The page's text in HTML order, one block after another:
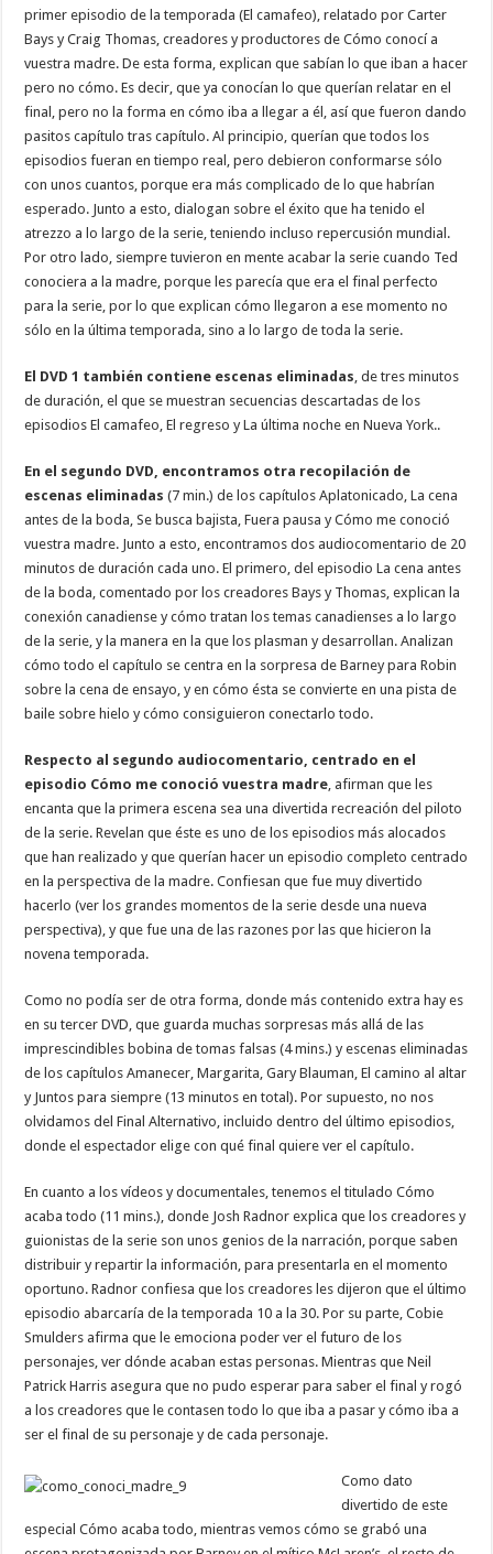
primer episodio de la temporada (El camafeo), relatado por Carter
Bays y Craig Thomas, creadores y productores de Cómo conocí a
vuestra madre. De esta forma, explican que sabían lo que iban a hacer
pero no cómo. Es decir, que ya conocían lo que querían relatar en el
final, pero no la forma en cómo iba a llegar a él, así que fueron dando
pasitos capítulo tras capítulo. Al principio, querían que todos los
episodios fueran en tiempo real, pero debieron conformarse sólo
con unos cuantos, porque era más complicado de lo que habrían
esperado. Junto a esto, dialogan sobre el éxito que ha tenido el
atrezzo a lo largo de la serie, teniendo incluso repercusión mundial.
Por otro lado, siempre tuvieron en mente acabar la serie cuando Ted
conociera a la madre, porque les parecía que era el final perfecto
para la serie, por lo que explican cómo llegaron a ese momento no
sólo en la última temporada, sino a lo largo de toda la serie.
El DVD 1 también contiene escenas eliminadas , de tres minutos
de duración, el que se muestran secuencias descartadas de los
episodios El camafeo, El regreso y La última noche en Nueva York..
En el segundo DVD, encontramos otra recopilación de
escenas eliminadas (7 min.) de los capítulos Aplatonicado, La cena
antes de la boda, Se busca bajista, Fuera pausa y Cómo me conoció
vuestra madre. Junto a esto, encontramos dos audiocomentario de 20
minutos de duración cada uno. El primero, del episodio La cena antes
de la boda, comentado por los creadores Bays y Thomas, explican la
conexión canadiense y cómo tratan los temas canadienses a lo largo
de la serie, y la manera en la que los plasman y desarrollan. Analizan
cómo todo el capítulo se centra en la sorpresa de Barney para Robin
sobre la cena de ensayo, y en cómo ésta se convierte en una pista de
baile sobre hielo y cómo consiguieron conectarlo todo.
Respecto al segundo audiocomentario, centrado en el
episodio Cómo me conoció vuestra madre , afirman que les
encanta que la primera escena sea una divertida recreación del piloto
de la serie. Revelan que éste es uno de los episodios más alocados
que han realizado y que querían hacer un episodio completo centrado
en la perspectiva de la madre. Confiesan que fue muy divertido
hacerlo (ver los grandes momentos de la serie desde una nueva
perspectiva), y que fue una de las razones por las que hicieron la
novena temporada.
Como no podía ser de otra forma, donde más contenido extra hay es
en su tercer DVD, que guarda muchas sorpresas más allá de las
imprescindibles bobina de tomas falsas (4 mins.) y escenas eliminadas
de los capítulos Amanecer, Margarita, Gary Blauman, El camino al altar
y Juntos para siempre (13 minutos en total). Por supuesto, no nos
olvidamos del Final Alternativo, incluido dentro del último episodios,
donde el espectador elige con qué final quiere ver el capítulo.
En cuanto a los vídeos y documentales, tenemos el titulado Cómo
acaba todo (11 mins.), donde Josh Radnor explica que los creadores y
guionistas de la serie son unos genios de la narración, porque saben
distribuir y repartir la información, para presentarla en el momento
oportuno. Radnor confiesa que los creadores les dijeron que el último
episodio abarcaría de la temporada 10 a la 30. Por su parte, Cobie
Smulders afirma que le emociona poder ver el futuro de los
personajes, ver dónde acaban estas personas. Mientras que Neil
Patrick Harris asegura que no pudo esperar para saber el final y rogó
a los creadores que le contasen todo lo que iba a pasar y cómo iba a
ser el final de su personaje y de cada personaje.
Como dato
divertido de este
especial Cómo acaba todo, mientras vemos cómo se grabó una